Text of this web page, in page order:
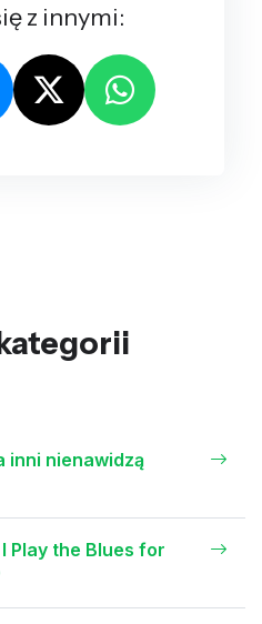
z innymi:
inni nienawidzą
Play the Blues for